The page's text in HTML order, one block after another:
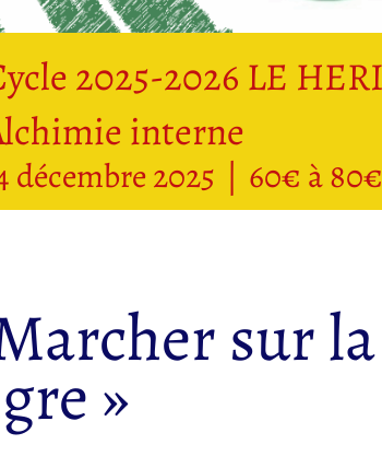
2025-2026 LE
interne
décembre 2025 | 60€ à 80€
sur
»